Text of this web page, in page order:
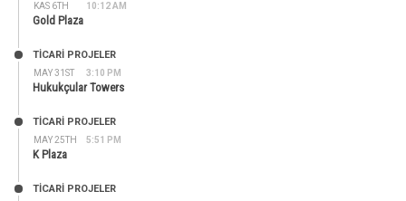
KAS 6TH 10:12 AM
Gold Plaza
MAY 31ST 3:10 PM
TİCARİ PROJELER
Hukukçular Towers
MAY 25TH 5:51 PM
TİCARİ PROJELER
K Plaza
TİCARİ PROJELER